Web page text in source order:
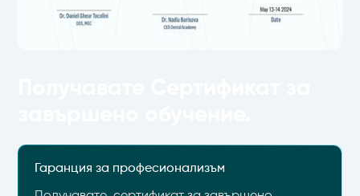
Гаранция за професионализъм